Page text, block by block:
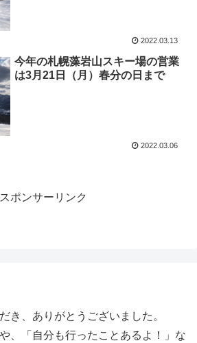
2022.03.13
今年の札幌藻岩山スキー場の営業
は3月21日（月）春分の日まで
2022.03.06
スポンサーリンク
き、ありがとうございました。
、「自分も行ったことあるよ！」な